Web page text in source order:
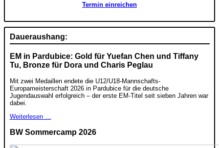
Termin einreichen
Daueraushang:
EM in Pardubice: Gold für Yuefan Chen und Tiffany
Tu, Bronze für Dora und Charis Peglau
Mit zwei Medaillen endete die U12/U18-Mannschafts-
Europameisterschaft 2026 in Pardubice für die deutsche
Jugendauswahl erfolgreich – der erste EM-Titel seit sieben Jahren war
dabei.
Weiterlesen …
BW Sommercamp 2026